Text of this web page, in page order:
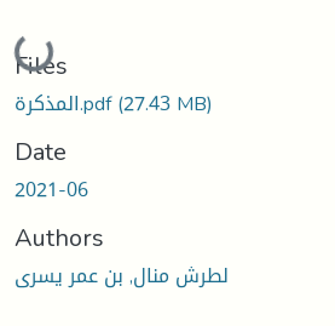
Loading...
Files
المذكرة.pdf(27.43 MB)
Date
2021-06
Authors
لطرش منال, بن عمر يسرى